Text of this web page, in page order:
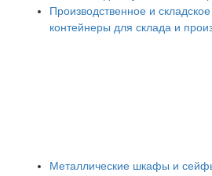
Производственное и
контейнеры для склада и
Металлические шкафы и